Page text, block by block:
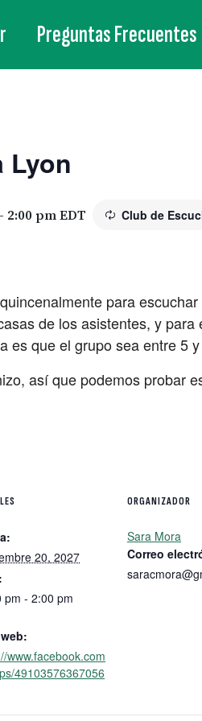
Preguntas Frecuentes
Lyon
- 2:00 pmEDT Club de
para
de los asistentes, y
es que el grupo sea entre 5
así que podemos probar
20, 2027
pm - 2:00 pm
www.facebook.com
49103576367056
ORGANIZADOR
Sara Mora
Correo